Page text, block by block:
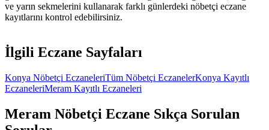
ve yarın sekmelerini kullanarak farklı günlerdeki nöbetçi eczane
kayıtlarını kontrol edebilirsiniz.
İlgili Eczane Sayfaları
Konya Nöbetçi EczaneleriTüm Nöbetçi EczanelerKonya Kayıtlı
EczaneleriMeram Kayıtlı Eczaneleri
Meram Nöbetçi Eczane Sıkça Sorulan